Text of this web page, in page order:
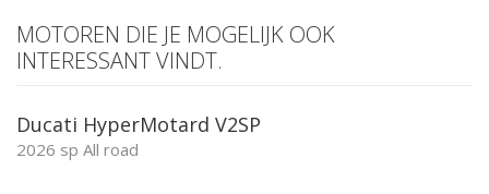
Aantal CC:
Garantie:
twee jaar
MOTOREN DIE JE MOGELIJK OOK
INTERESSANT VINDT.
Ducati HyperMotard V2SP
2026 sp All road